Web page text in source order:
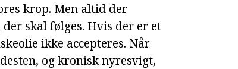
krop. Men altid der
skal følges. Hvis der er et
ikke accepteres. Når
og kronisk nyresvigt,